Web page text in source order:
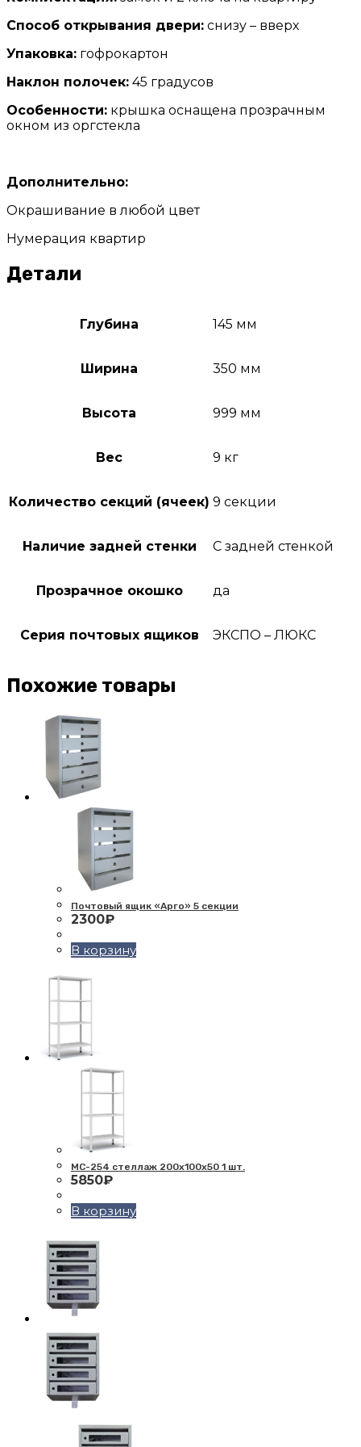
Способ открывания двери: снизу – вверх
Упаковка: гофрокартон
Наклон полочек: 45 градусов
Особенности: крышка оснащена прозрачным
окном из оргстекла
Дополнительно:
Окрашивание в любой цвет
Нумерация квартир
Детали
Глубина 145 мм
Ширина 350 мм
Высота 999 мм
Вес 9 кг
Количество секций (ячеек) 9 секции
Наличие задней стенки С задней стенкой
Прозрачное окошко да
Серия почтовых ящиков ЭКСПО – ЛЮКС
Похожие товары
Почтовый ящик «Арго» 5 секции
2300₽
В корзину
МС-254 стеллаж 200х100х50 1 шт.
5850₽
В корзину